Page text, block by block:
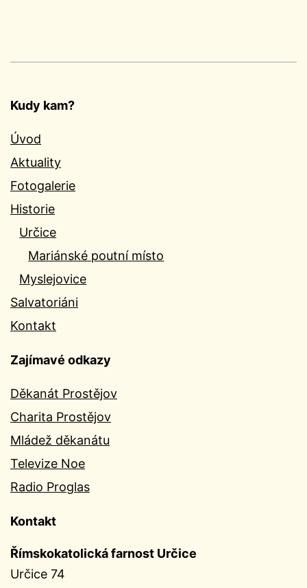
Kudy kam?
Úvod
Aktuality
Fotogalerie
Historie
Určice
Mariánské poutní místo
Myslejovice
Salvatoriáni
Kontakt
Zajímavé odkazy
Děkanát Prostějov
Charita Prostějov
Mládež děkanátu
Televize Noe
Radio Proglas
Kontakt
Římskokatolická farnost Určice
Určice 74